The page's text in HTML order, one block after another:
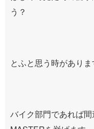
う？
とふと思う時がありま
バイク部門であれば間